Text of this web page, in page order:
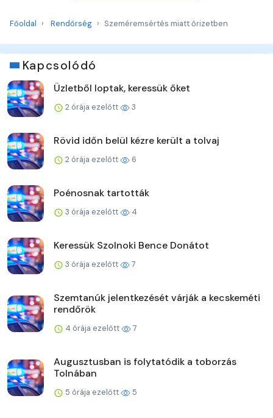
Főoldal Rendőrség Szeméremsértés miatt őrizetben
Kapcsolódó
Üzletből loptak, keressük őket
2 órája ezelőtt 3
Rövid időn belül kézre került a tolvaj
2 órája ezelőtt 6
Poénosnak tartották
3 órája ezelőtt 4
Keressük Szolnoki Bence Donátot
3 órája ezelőtt 7
Szemtanúk jelentkezését várják a kecskeméti
rendőrök
4 órája ezelőtt 7
Augusztusban is folytatódik a toborzás
Tolnában
5 órája ezelőtt 5